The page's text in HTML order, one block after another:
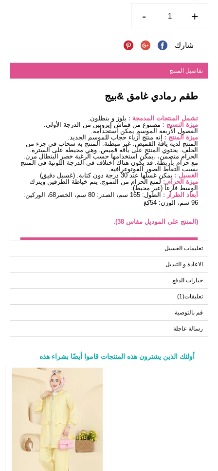
- +
شارك
تفاصيل المنتج
طقم رمادي غامق &بيج
تشمل المنتجات المدمجة : بلوز و بنطلون.
ميزة النسيج : مصنوع من قماش إيروبين من الدرجة الأولى.
الفصول الأربعة الموسم يمكن استخدامه.
ميزة المنتج : إنه منتج أزياء حجاب للموسم الجديد.
المنتج لديه ياقة القميص. غير مبطنة. المنتج به سحاب في جزء من
الخلف. يحتوي المنتج على ياقة قميص. وهي مخيطة على السترة.
الحزام متضمن، ،يمكن استخدامها حسب الرغبة خصر البنطال مرن.
مع حزام بأربطة. قد يكون هناك اختلاف في الدرجة اللونية في المنتج
بسبب التقاط الصور الفوتوغرافية.
الغسيل : يمكن غسلها عند 30 درجة دون كتابة. (غسيل دقيق)
ميزة الحزام : لمنع الحزام من التموج، يتم خياطة الطرفين ويترك
الوسط فارغاً (غير مخيط).
أبعاد الطراز :
الطول: 165 سم، الصدر: 80 سم، الخصر68، الوركين:
96 سم، الوزن: 54كغ
(المنتج على الموديل مقاس 38).
38
98
83
46
116
83
48
120
83
52
128
83
الطول
99
99
99
تعليمات الغسيل
الاعادة و التبديل
خيارات الدفع
تعليقات(1)
قم بالتوصية
رسالة عاجلة
أولئك الذين يشترون هذه المنتجات قاموا أيضًا بشراء هذه
a>